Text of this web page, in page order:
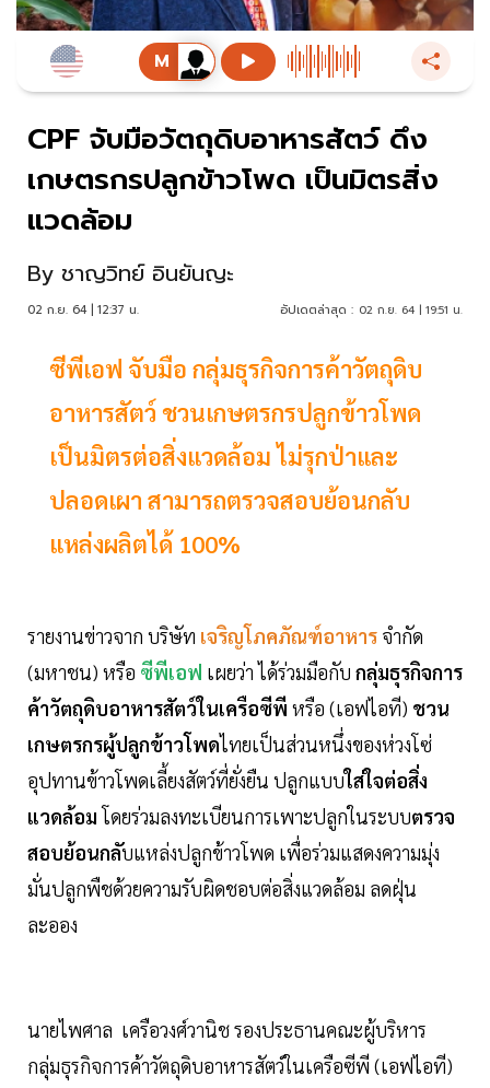
CPF จับมือวัตถุดิบอาหารสัตว์ ดึง
เกษตรกรปลูกข้าวโพด เป็นมิตรสิ่ง
แวดล้อม
By ชาญวิทย์ อินยันญะ
02 ก.ย. 64 | 12:37 น. อัปเดตล่าสุด : 02 ก.ย. 64 | 19:51 น.
ซีพีเอฟ จับมือ กลุ่มธุรกิจการค้าวัตถุดิบ
อาหารสัตว์ ชวนเกษตรกรปลูกข้าวโพด
เป็นมิตรต่อสิ่งแวดล้อม ไม่รุกป่าและ
ปลอดเผา สามารถตรวจสอบย้อนกลับ
แหล่งผลิตได้ 100%
รายงานข่าวจาก บริษัท เจริญโภคภัณฑ์อาหาร จำกัด
(มหาชน) หรือ ซีพีเอฟ เผยว่า ได้ร่วมมือกับ กลุ่มธุรกิจการ
ค้าวัตถุดิบอาหารสัตว์ในเครือซีพี หรือ (เอฟไอที) ชวน
เกษตรกรผู้ปลูกข้าวโพดไทยเป็นส่วนหนึ่งของห่วงโซ่
อุปทานข้าวโพดเลี้ยงสัตว์ที่ยั่งยืน ปลูกแบบใส่ใจต่อสิ่ง
แวดล้อมโดยร่วมลงทะเบียนการเพาะปลูกในระบบตรวจ
สอบย้อนกลับแหล่งปลูกข้าวโพด เพื่อร่วมแสดงความมุ่ง
มั่นปลูกพืชด้วยความรับผิดชอบต่อสิ่งแวดล้อม ลดฝุ่น
ละออง
นายไพศาล เครือวงศ์วานิช รองประธานคณะผู้บริหาร
กลุ่มธุรกิจการค้าวัตถุดิบอาหารสัตว์ในเครือซีพี (เอฟไอที)